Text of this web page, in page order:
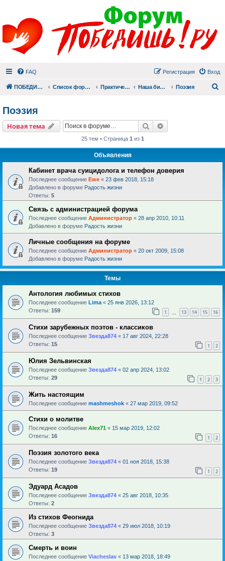
FAQ Вход
Регистрация
ПОБЕДИШЬ.РУ Список форумов Практический раздел Наша библиотека Поэзия
Поэзия
Новая тема Поиск
25 тем • Страница 1 из 1
Объявления
Кабинет врача суицидолога и телефон доверия
Последнее сообщение Ewe « 23 фев 2018, 15:18
Добавлено в форуме Радость жизни
Ответы: 5
Связь с администрацией форума
Последнее сообщение Администратор « 28 апр 2010, 10:11
Добавлено в форуме Радость жизни
Личные сообщения на форуме
Последнее сообщение Администратор « 20 окт 2009, 15:08
Добавлено в форуме Радость жизни
Темы
Антология любимых стихов
Последнее сообщение Lima « 25 янв 2026, 13:12
Ответы: 159 1 13 14 15 16
Стихи зарубежных поэтов - классиков
Последнее сообщение Звезда874 « 17 авг 2024, 22:28
Ответы: 15 1 2
Юлия Зельвинская
Последнее сообщение Звезда874 « 02 апр 2024, 13:02
Ответы: 29 1 2 3
Жить настоящим
Последнее сообщение mashmeshok « 27 мар 2019, 09:52
Стихи о молитве
Последнее сообщение Alex71 « 15 мар 2019, 12:02
Ответы: 16 1 2
Поэзия золотого века
Последнее сообщение Звезда874 « 01 ноя 2018, 15:38
Ответы: 19 1 2
Эдуард Асадов
Последнее сообщение Звезда874 « 25 авг 2018, 10:35
Ответы: 2
Из стихов Феогнида
Последнее сообщение Звезда874 « 29 июл 2018, 10:19
Ответы: 3
Смерть и воин
Последнее сообщение Viacheslav « 13 мар 2018, 18:49